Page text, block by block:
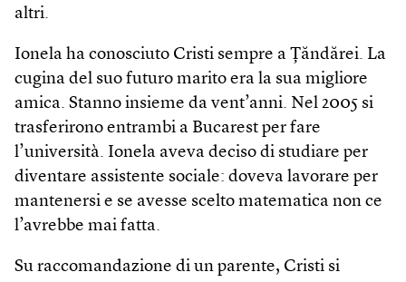
altri.
Ionela ha conosciuto Cristi sempre a Ţăndărei. La
cugina del suo futuro marito era la sua migliore
amica. Stanno insieme da vent’anni. Nel 2005 si
trasferirono entrambi a Bucarest per fare
l’università. Ionela aveva deciso di studiare per
diventare assistente sociale: doveva lavorare per
mantenersi e se avesse scelto matematica non ce
l’avrebbe mai fatta.
Su raccomandazione di un parente, Cristi si